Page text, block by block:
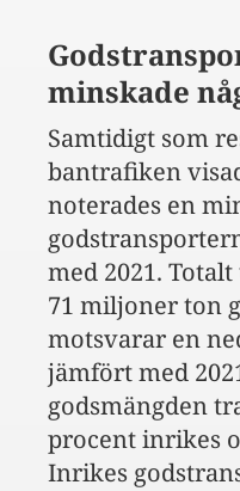
minskade
Samtidigt som
bantrafiken
noterades en
med 2021.
71 miljoner ton
motsvarar en
jämfört med
godsmängden
procent inrikes
Inrikes